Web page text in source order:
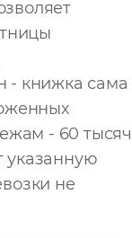
- книжка сама
- 60 тысяч
не